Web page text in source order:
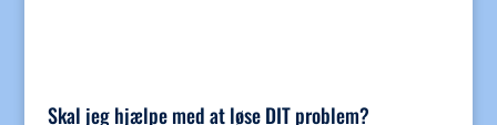
Skal jeg hjælpe med at løse DIT problem?